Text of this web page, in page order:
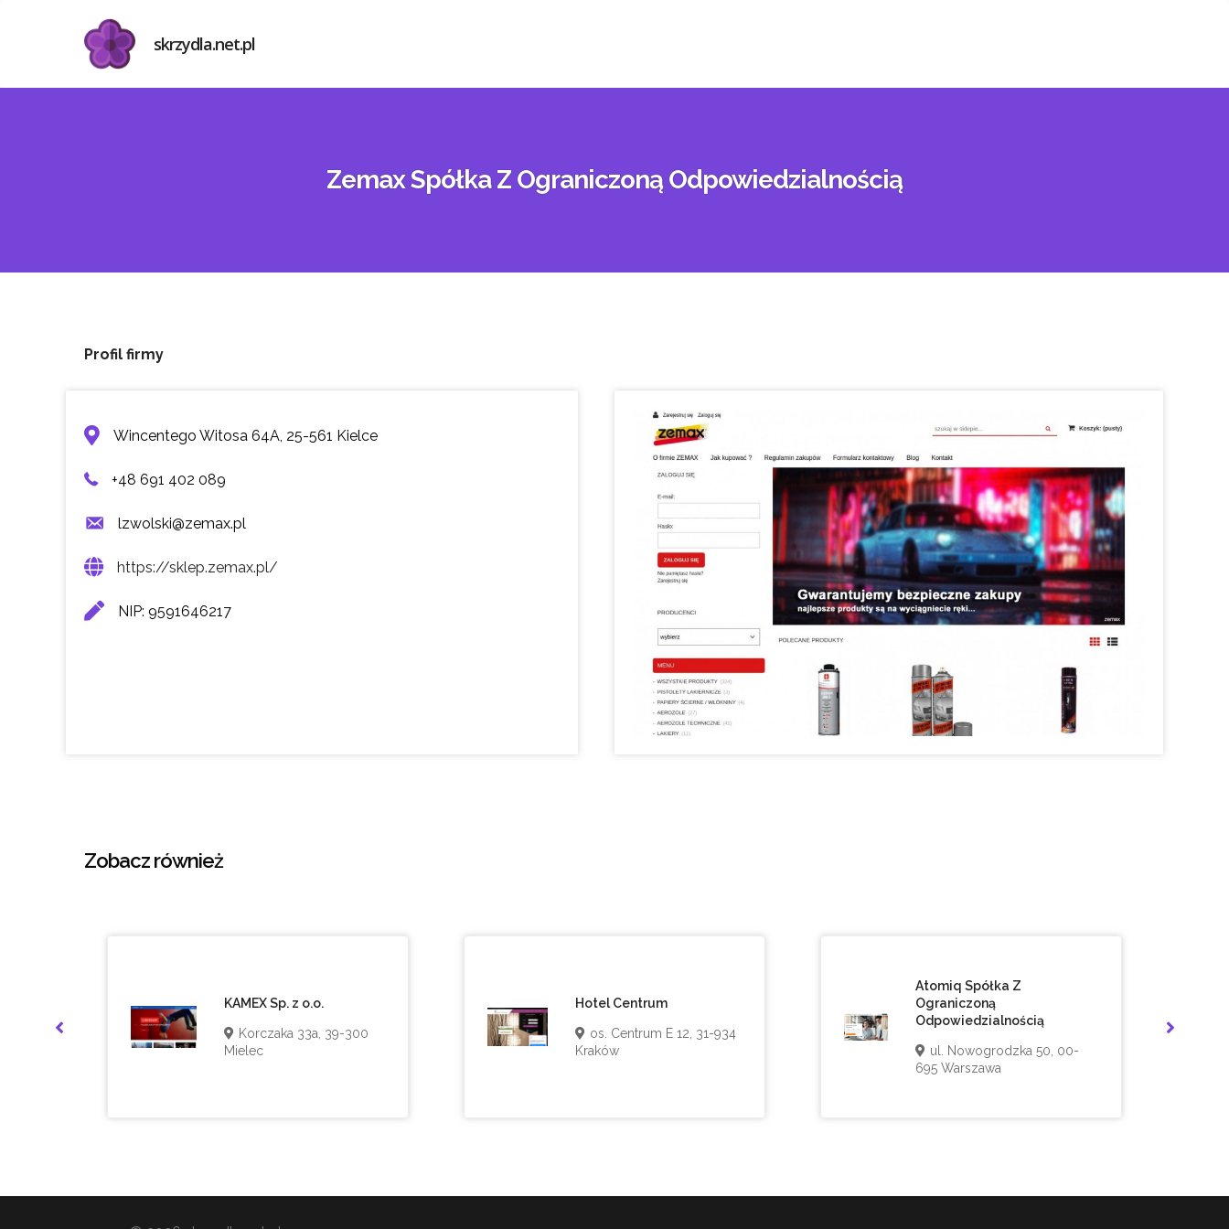
skrzydla.net.pl
Zemax Spółka Z Ograniczoną Odpowiedzialnością
Profil firmy
Wincentego Witosa 64A, 25-561 Kielce
+48 691 402 089
lzwolski@zemax.pl
https://sklep.zemax.pl/
NIP: 9591646217
Zobacz również
KAMEX Sp. z o.o.
Korczaka 33a, 39-300
Mielec
Hotel Centrum
os. Centrum E 12, 31-934
Kraków
Atomiq Spółka Z
Ograniczoną
Odpowiedzialnością
ul. Nowogrodzka 50, 00-
695 Warszawa